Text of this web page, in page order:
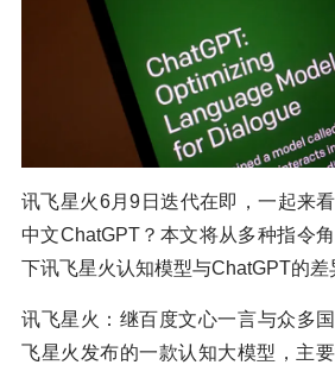
讯飞星火6月9日迭代在即，一起来
中文ChatGPT？本文将从多种指令
下讯飞星火认知模型与ChatGPT的差
讯飞星火：继百度文心一言与众多
飞星火发布的一款认知大模型，主